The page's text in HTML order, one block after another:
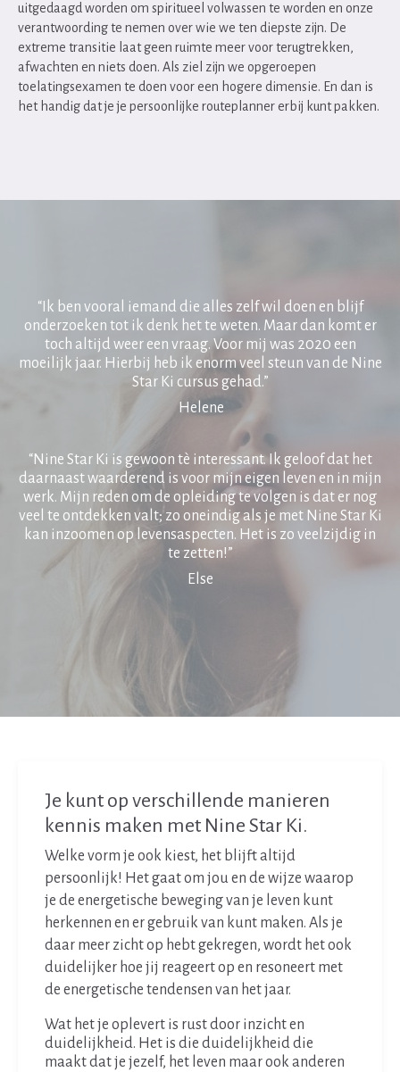
uitgedaagd worden om spiritueel volwassen te worden en onze
verantwoording te nemen over wie we ten diepste zijn. De
extreme transitie laat geen ruimte meer voor terugtrekken,
afwachten en niets doen. Als ziel zijn we opgeroepen
toelatingsexamen te doen voor een hogere dimensie. En dan is
het handig dat je je persoonlijke routeplanner erbij kunt pakken.
“Ik ben vooral iemand die alles zelf wil doen en blijf
onderzoeken tot ik denk het te weten. Maar dan komt er
toch altijd weer een vraag. Voor mij was 2020 een
moeilijk jaar. Hierbij heb ik enorm veel steun van de Nine
Star Ki cursus gehad.”
Helene
“Nine Star Ki is gewoon tè interessant. Ik geloof dat het
daarnaast waarderend is voor mijn eigen leven en in mijn
werk. Mijn reden om de opleiding te volgen is dat er nog
veel te ontdekken valt; zo oneindig als je met Nine Star Ki
kan inzoomen op levensaspecten. Het is zo veelzijdig in
te zetten!”
Else
Je kunt op verschillende manieren
kennis maken met Nine Star Ki.
Welke vorm je ook kiest, het blijft altijd
persoonlijk! Het gaat om jou en de wijze waarop
je de energetische beweging van je leven kunt
herkennen en er gebruik van kunt maken. Als je
daar meer zicht op hebt gekregen, wordt het ook
duidelijker hoe jij reageert op en resoneert met
de energetische tendensen van het jaar.
Wat het je oplevert is rust door inzicht en
duidelijkheid. Het is die duidelijkheid die
maakt dat je jezelf, het leven maar ook anderen